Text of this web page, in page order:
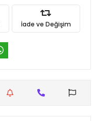
İade ve Değişim